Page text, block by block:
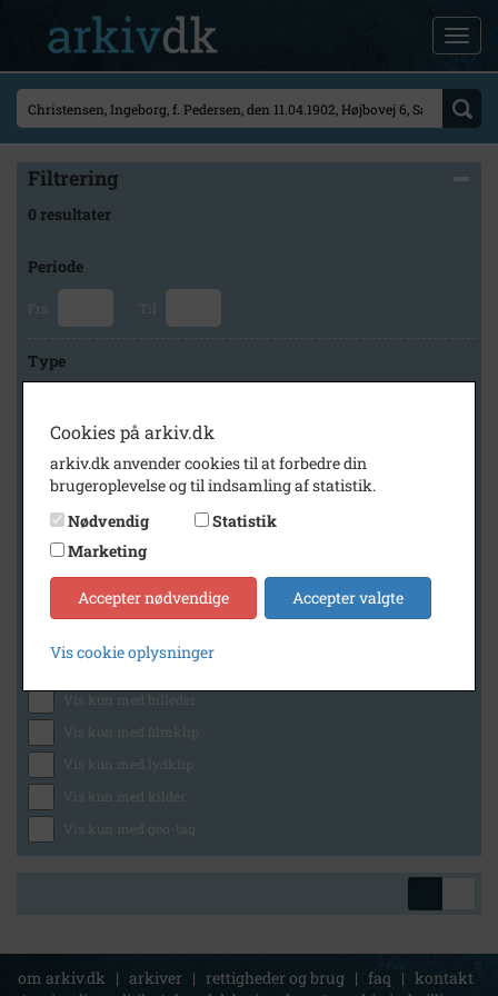
Filtrering
0 resultater
Periode
Fra Til
Type
Arkiv
Svinninge Lokalhistoriske Arkiv
Generelt
Vis kun med billeder
Vis kun med filmklip
Vis kun med lydklip
Vis kun med kilder
Vis kun med geo-tag
om arkiv.dk | arkiver | rettigheder og brug | faq | kontakt
Cookies på arkiv.dk
arkiv.dk anvender cookies til at forbedre din
brugeroplevelse og til indsamling af statistik.
Nødvendig
Statistik
Marketing
Accepter nødvendige Accepter valgte
Vis cookie oplysninger